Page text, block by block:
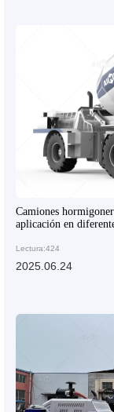
Camiones
aplicación en
Lectura:424
2025.06.24